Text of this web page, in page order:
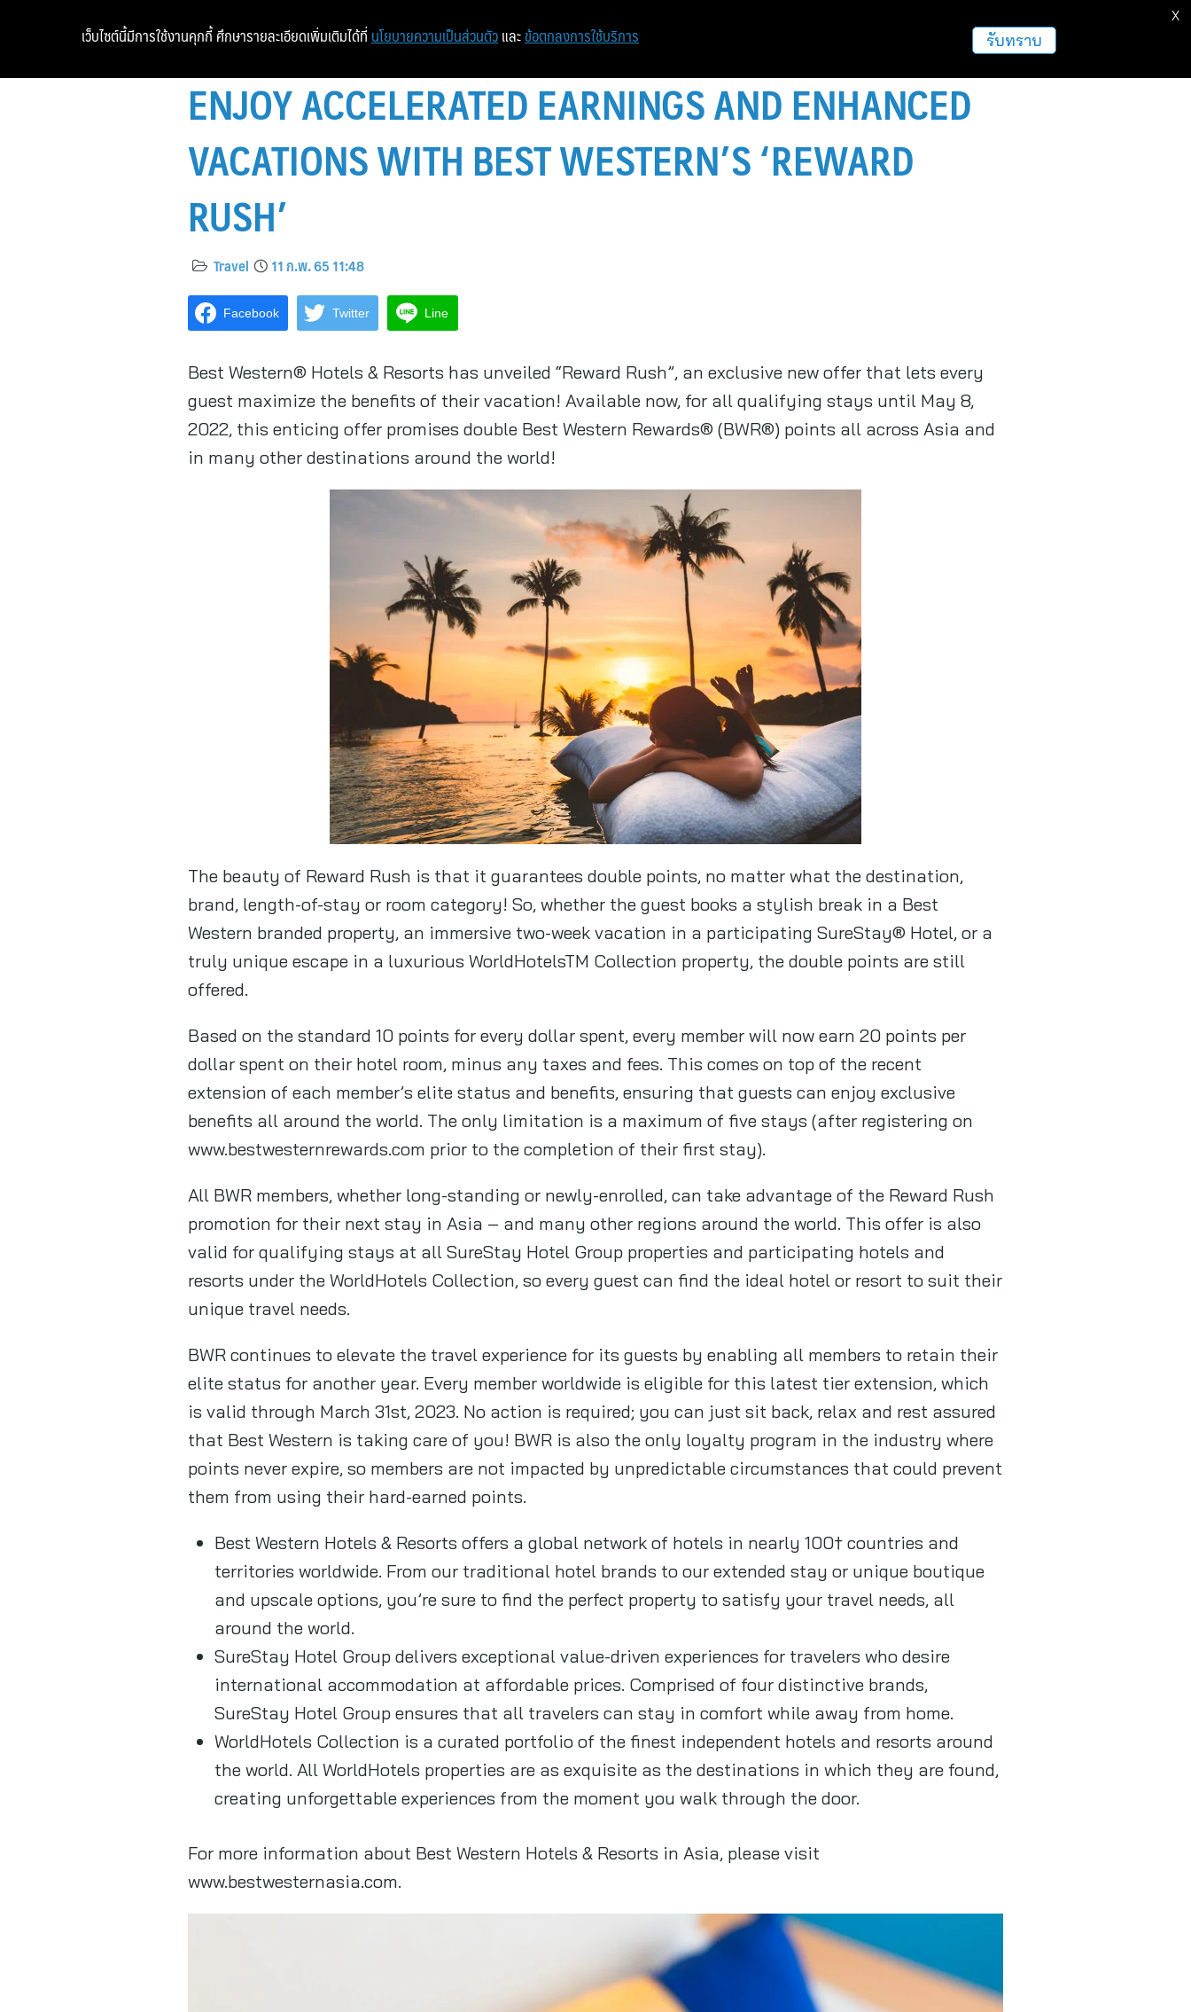
ENJOY ACCELERATED EARNINGS AND ENHANCED
VACATIONS WITH BEST WESTERN’S ‘REWARD
RUSH’
Travel 11 ก.พ. 65 11:48
Facebook Twitter Line
Best Western® Hotels & Resorts has unveiled “Reward Rush”, an exclusive new offer that lets every
guest maximize the benefits of their vacation! Available now, for all qualifying stays until May 8,
2022, this enticing offer promises double Best Western Rewards® (BWR®) points all across Asia and
in many other destinations around the world!
The beauty of Reward Rush is that it guarantees double points, no matter what the destination,
brand, length-of-stay or room category! So, whether the guest books a stylish break in a Best
Western branded property, an immersive two-week vacation in a participating SureStay® Hotel, or a
truly unique escape in a luxurious WorldHotelsTM Collection property, the double points are still
offered.
Based on the standard 10 points for every dollar spent, every member will now earn 20 points per
dollar spent on their hotel room, minus any taxes and fees. This comes on top of the recent
extension of each member’s elite status and benefits, ensuring that guests can enjoy exclusive
benefits all around the world. The only limitation is a maximum of five stays (after registering on
www.bestwesternrewards.com prior to the completion of their first stay).
All BWR members, whether long-standing or newly-enrolled, can take advantage of the Reward Rush
promotion for their next stay in Asia – and many other regions around the world. This offer is also
valid for qualifying stays at all SureStay Hotel Group properties and participating hotels and
resorts under the WorldHotels Collection, so every guest can find the ideal hotel or resort to suit their
unique travel needs.
BWR continues to elevate the travel experience for its guests by enabling all members to retain their
elite status for another year. Every member worldwide is eligible for this latest tier extension, which
is valid through March 31st, 2023. No action is required; you can just sit back, relax and rest assured
that Best Western is taking care of you! BWR is also the only loyalty program in the industry where
points never expire, so members are not impacted by unpredictable circumstances that could prevent
them from using their hard-earned points.
Best Western Hotels & Resorts offers a global network of hotels in nearly 100† countries and
territories worldwide. From our traditional hotel brands to our extended stay or unique boutique
and upscale options, you’re sure to find the perfect property to satisfy your travel needs, all
around the world.
SureStay Hotel Group delivers exceptional value-driven experiences for travelers who desire
international accommodation at affordable prices. Comprised of four distinctive brands,
SureStay Hotel Group ensures that all travelers can stay in comfort while away from home.
WorldHotels Collection is a curated portfolio of the finest independent hotels and resorts around
the world. All WorldHotels properties are as exquisite as the destinations in which they are found,
creating unforgettable experiences from the moment you walk through the door.
For more information about Best Western Hotels & Resorts in Asia, please visit
www.bestwesternasia.com.
เว็บไซต์นี้มีการใช้งานคุกกี้ ศึกษารายละเอียดเพิ่มเติมได้ที่ นโยบายความเป็นส่วนตัว และ ข้อตกลงการใช้บริการ รับทราบ
X